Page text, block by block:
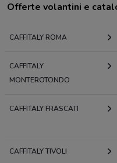
Offerte volantini e
CAFFITALY ROMA
CAFFITALY
MONTEROTONDO
CAFFITALY FRASCATI
CAFFITALY TIVOLI